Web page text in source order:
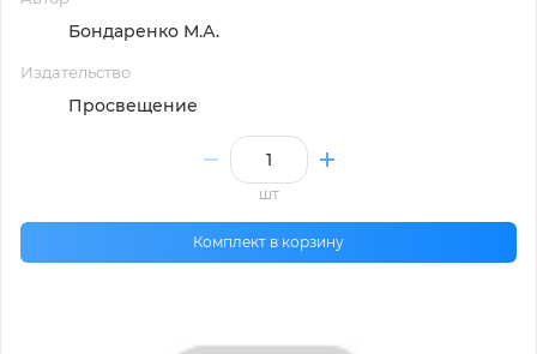
Бондаренко М.А.
Издательство
Просвещение
шт
Комплект в корзину